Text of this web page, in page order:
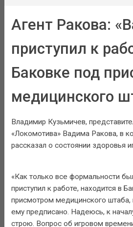
Агент Ракова:
приступил к
Баковке под
медицинского
Владимир Кузьмичев,
«Локомотива» Вадима Ракова, в
рассказал о состоянии здоровья
«Как только все формальности
приступил к работе, находится в
присмотром медицинского штаба,
ему предписано. Надеюсь, к
строю. Вопрос об игровом